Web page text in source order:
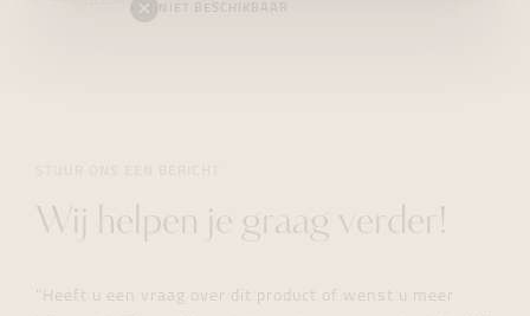
NIET BESCHIKBAAR
Wij helpen je graag verder!
"Heeft u een vraag over dit product of wenst u meer